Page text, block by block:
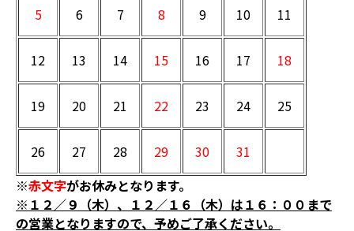
5 6 7 8 9 10 11
12 13 14 15 16 17 18
19 20 21 22 23 24 25
26 27 28 29 30
31
※赤文字がお休みとなります。
※１２／９（木）、１２／１６（木）は１６：００まで
の営業となりますので、予めご了承ください。